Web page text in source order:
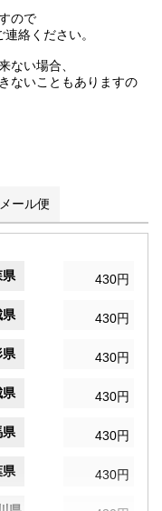
ので
絡ください。
ない場合、
ないこともありますの
ール便
県 430円
県 430円
県 430円
県 430円
県 430円
県 430円